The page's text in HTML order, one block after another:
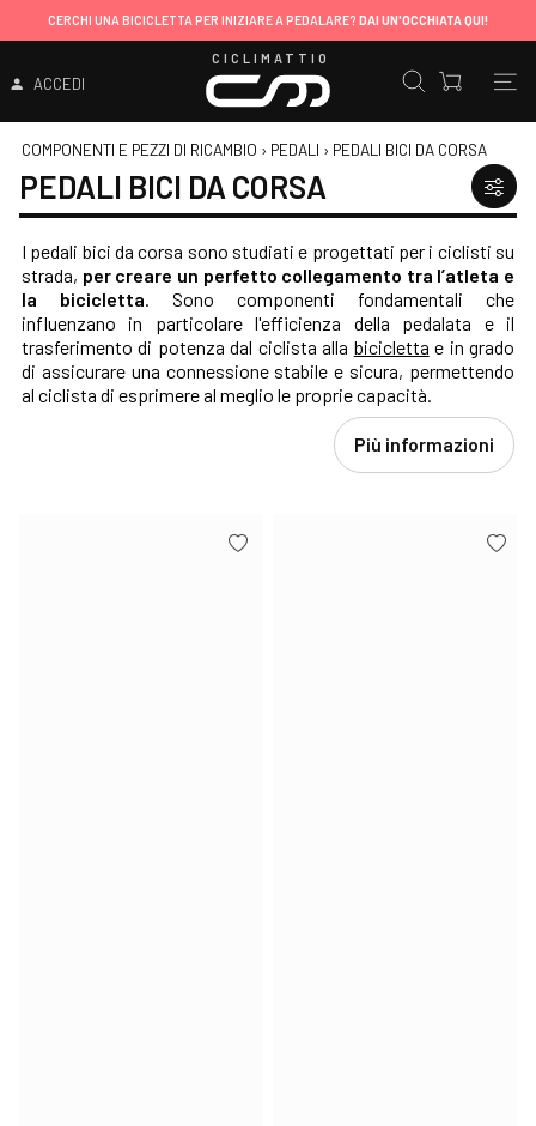
CERCHI UNA BICICLETTA PER INIZIARE A PEDALARE? DAI UN'OCCHIATA QUI!
ACCEDI
CICLIMATTIO
COMPONENTI E PEZZI DI RICAMBIO › PEDALI › PEDALI BICI DA CORSA
PEDALI BICI DA CORSA
I pedali bici da corsa sono studiati e progettati per i ciclisti su
strada, per creare un perfetto collegamento tra l’atleta e
la bicicletta. Sono componenti fondamentali che
influenzano in particolare l'efficienza della pedalata e il
trasferimento di potenza dal ciclista alla bicicletta e in grado
di assicurare una connessione stabile e sicura, permettendo
al ciclista di esprimere al meglio le proprie capacità.
Più informazioni